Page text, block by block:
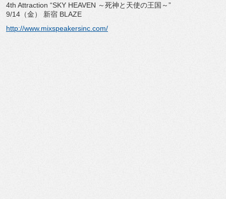
4th Attraction “SKY HEAVEN ～死神と天使の王国～”
9/14（金） 新宿 BLAZE
http://www.mixspeakersinc.com/